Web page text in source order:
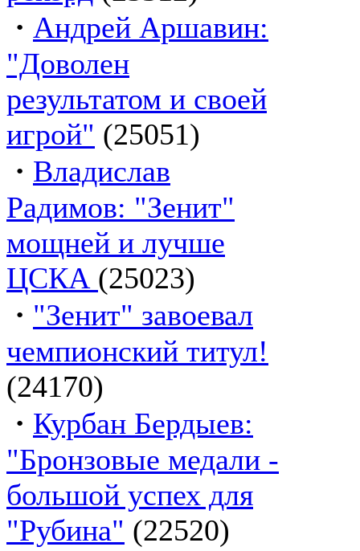
· Андрей Аршавин:
"Доволен
результатом и своей
игрой" (25051)
· Владислав
Радимов: "Зенит"
мощней и лучше
ЦСКА (25023)
· "Зенит" завоевал
чемпионский титул!
(24170)
· Курбан Бердыев:
"Бронзовые медали -
большой успех для
"Рубина" (22520)